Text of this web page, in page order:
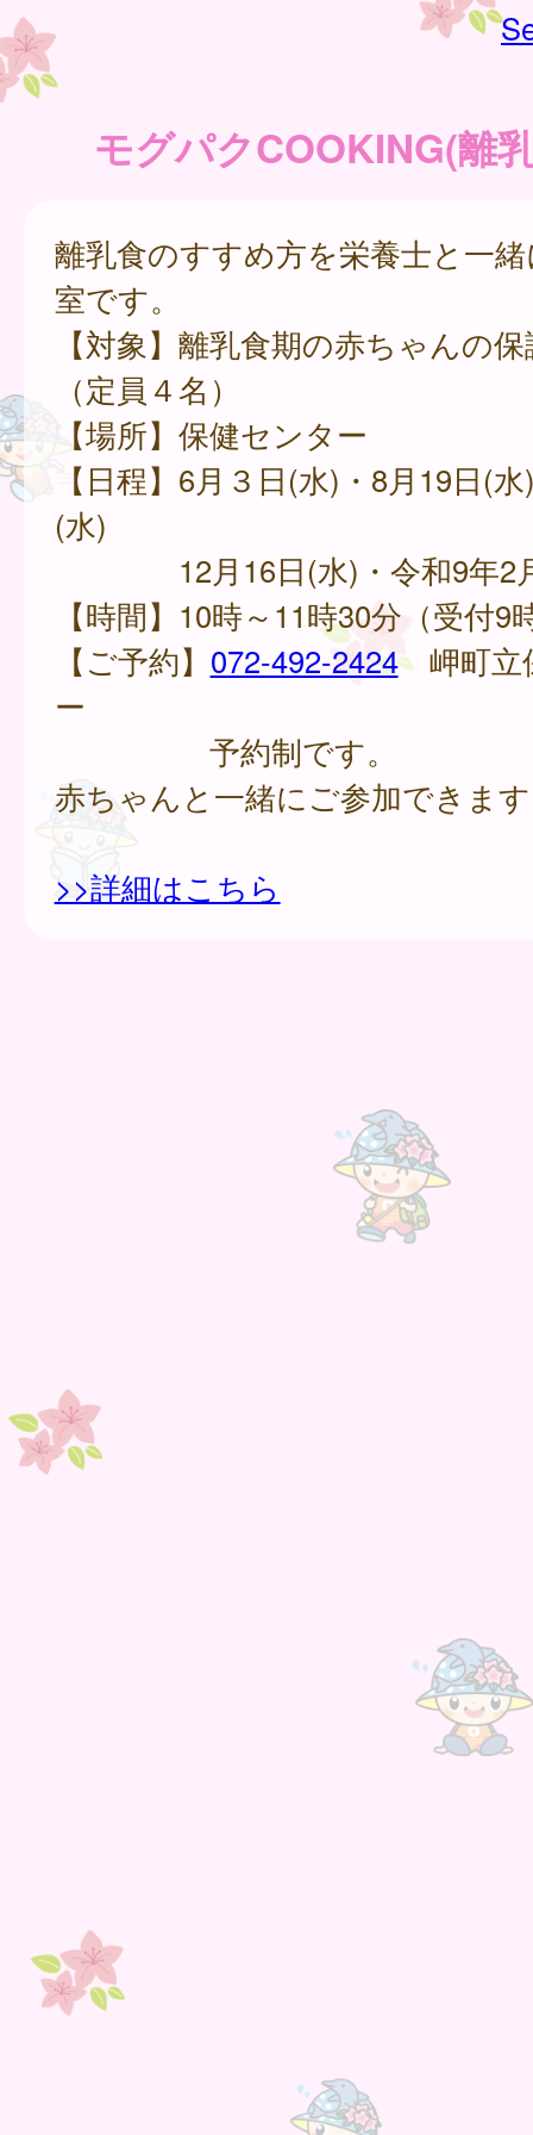
モグパクCOOKING(離
離乳食のすすめ方を栄養士と一
室です。
【対象】離乳食期の赤ちゃんの
（定員４名）
【場所】保健センター
【日程】6月３日(水)・8月19日(
(水)
12月16日(水)・令和9年2
【時間】10時～11時30分（受付9
【ご予約】 072-492-2424岬町立
ー
予約制です。
赤ちゃんと一緒にご参加できま
>>詳細はこちら